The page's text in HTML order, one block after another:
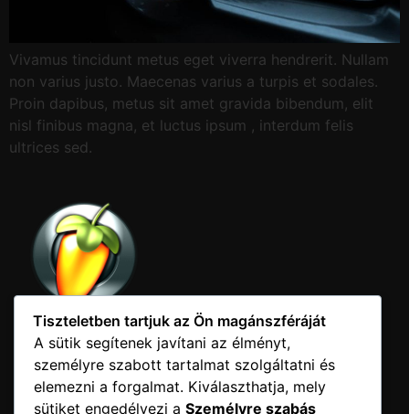
Vivamus tincidunt metus eget viverra hendrerit. Nullam
non varius justo. Maecenas varius a turpis et sodales.
Proin dapibus, metus sit amet gravida bibendum, elit
nisl finibus magna, et luctus ipsum , interdum felis
ultrices sed.
Elérhetőség
Tiszteletben tartjuk az Ön magánszféráját
A sütik segítenek javítani az élményt,
személyre szabott tartalmat szolgáltatni és
elemezni a forgalmat. Kiválaszthatja, mely
sütiket engedélyezi a Személyre szabás